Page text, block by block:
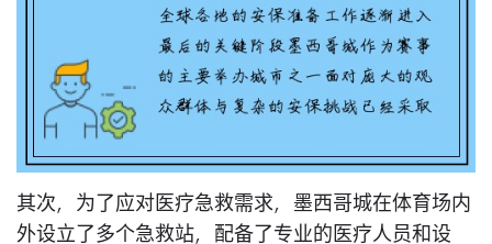
其次，为了应对医疗急救需求，墨西哥城在体育场内
外设立了多个急救站，配备了专业的医疗人员和设